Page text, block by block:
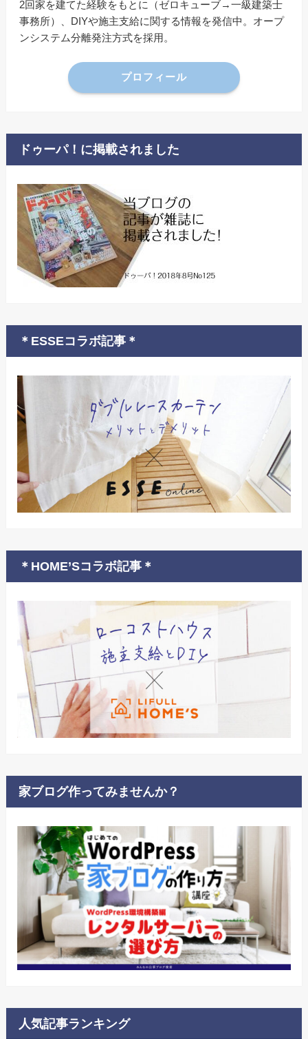
2回家を建てた経験をもとに（ゼロキューブ→一級建築士
事務所）、DIYや施主支給に関する情報を発信中。オープ
ンシステム分離発注方式を採用。
プロフィール
ドゥーパ！に掲載されました
＊ESSEコラボ記事＊
＊HOME’Sコラボ記事＊
家ブログ作ってみませんか？
人気記事ランキング